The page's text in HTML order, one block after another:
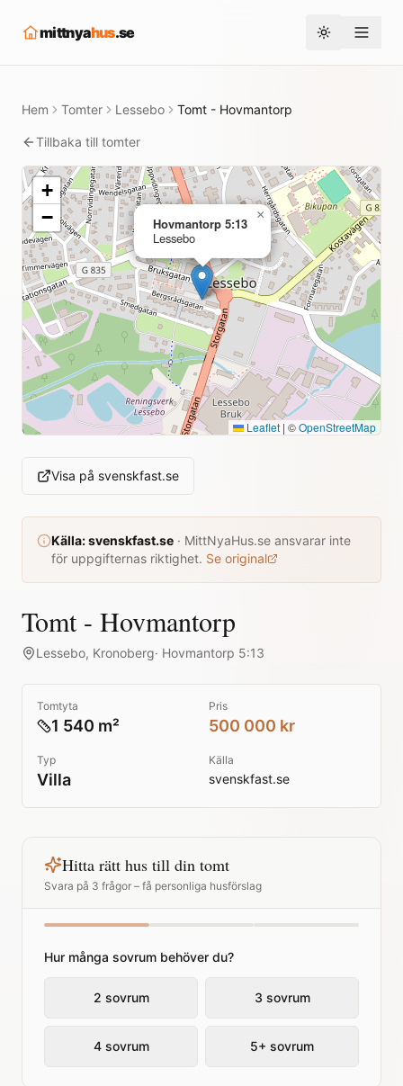
mittnyahus.se Toggle theme
Hem Tomter Lessebo Tomt - Hovmantorp
Tillbaka till tomter
Hovmantorp 5:13
Lessebo
×
+
−
Leaflet | ©OpenStreetMap
Visa på svenskfast.se
Källa:svenskfast.se · MittNyaHus.se ansvarar inte
för uppgifternas riktighet. Se original
Tomt - Hovmantorp
Lessebo, Kronoberg· Hovmantorp 5:13
Tomtyta
1 540 m²
Pris
500 000 kr
Typ
Villa
Källa
svenskfast.se
Hitta rätt hus till din tomt
Svara på 3 frågor – få personliga husförslag
Hur många sovrum behöver du?
2 sovrum 3 sovrum
4 sovrum 5+ sovrum